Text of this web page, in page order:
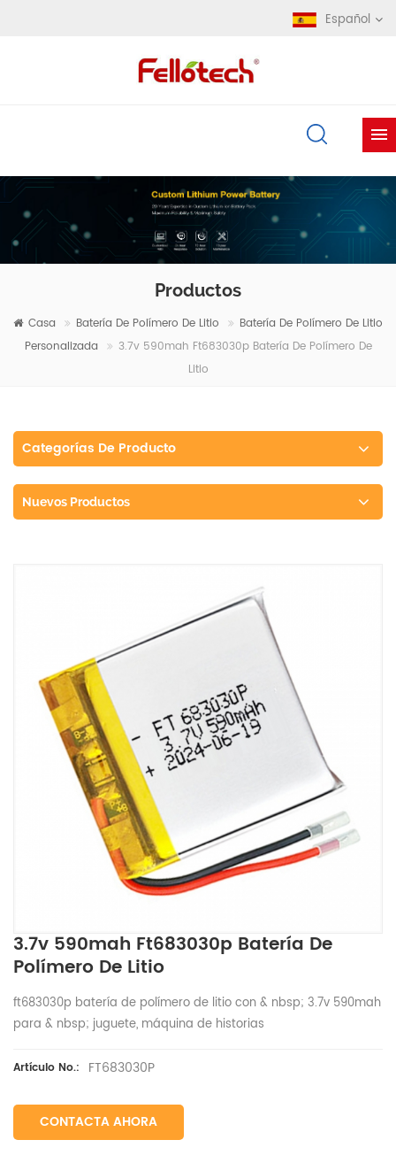
Español
Productos
Casa Batería De Polímero De Litio
Batería De Polímero De Litio
Personalizada
3.7v 590mah Ft683030p Batería De Polímero De
Litio
Categorías De Producto
Nuevos Productos
3.7v 590mah Ft683030p Batería De
Polímero De Litio
ft683030p batería de polímero de litio con & nbsp; 3.7v 590mah
para & nbsp; juguete, máquina de historias
Artículo No.: FT683030P
CONTACTA AHORA